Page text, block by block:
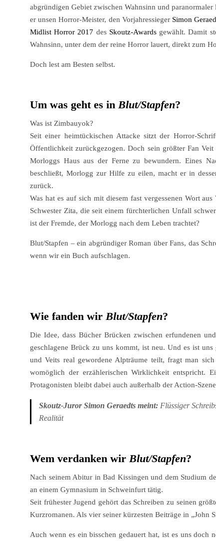
abgründigen Gebiet zwischen Wahnsinn und
er unsen Horror-Meister, den Vorjahressieger Simon
Midlist Horror 2017 des Skoutz-Awardsgewählt. Damit
Wahnsinn, unter dem der reine Horror lauert, direkt zum
Doch lest am Besten selbst.
Um was geht es inBlut/Stapfen?
Was ist Zimbauyok?
Seit einer heimtückischen Attacke sitzt der Horror-
Öffentlichkeit zurückgezogen. Doch sein größter Fan
Morloggs Haus aus der Ferne zu bewundern. Eines
beschließt, Morlogg zur Hilfe zu eilen, macht er in
zurück.
Was hat es auf sich mit diesem fast vergessenen Wort
Schwester Zita, die seit einem fürchterlichen Unfall
ist der Fremde, der Morlogg nach dem Leben trachtet?
Blut/Stapfen – ein abgründiger Roman über Fans, das
wenn wir ein Buch aufschlagen.
Wie fanden wir Blut/Stapfen?
Die Idee, dass Bücher Brücken zwischen erfundenen
geschlagene Brück zu uns kommt, ist neu. Und es ist
und Veits real gewordene Alpträume teilt, fragt man
womöglich der erzählerischen Wirklichkeit entspricht.
Protagonisten bleibt dabei auch außerhalb der Action-
Skoutz-Juror Simon Geraedts meint: Flüssiger
Realität
Wem verdanken wir Blut/Stapfen?
Nach seinem Abitur in Bad Kissingen und dem Studium
an einem Gymnasium in Schweinfurt tätig.
Seit frühester Jugend gehört das Schreiben zu seinen
Kurzromanen. Als vier seiner kürzesten Beiträge in „John
Auch wenn es ein bisschen gedauert hat, ist es uns